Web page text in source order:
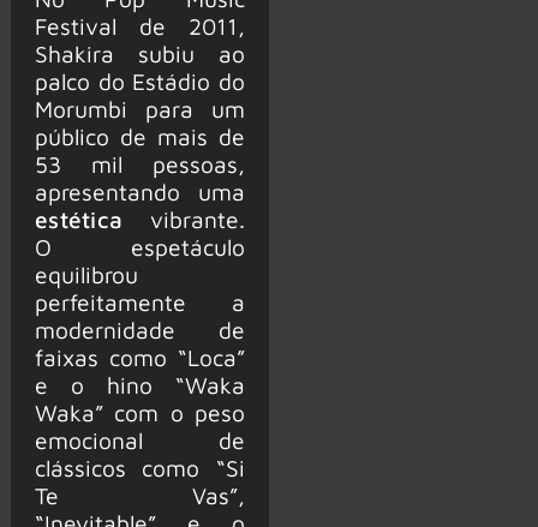
Festival de 2011,
Shakira subiu ao
palco do Estádio do
Morumbi para um
público de mais de
53 mil pessoas,
apresentando uma
estética vibrante.
O espetáculo
equilibrou
perfeitamente a
modernidade de
faixas como “Loca”
e o hino “Waka
Waka” com o peso
emocional de
clássicos como “Si
Te Vas”,